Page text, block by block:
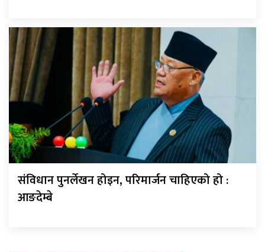
संविधान पुनर्लेखन होइन, परिमार्जन चाहिएको हो :
आङदेम्बे